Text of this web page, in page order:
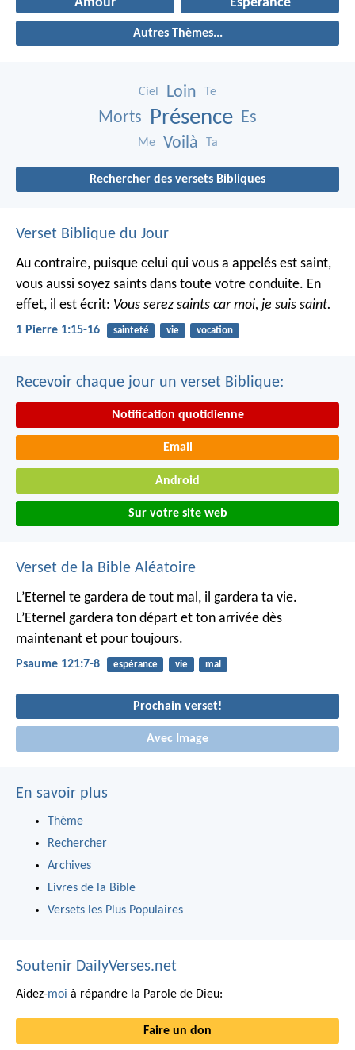
Amour Espérance
Autres Thèmes...
Ciel Loin Te
Morts Présence Es
Me Voilà Ta
Rechercher des versets Bibliques
Verset Biblique du Jour
Au contraire, puisque celui qui vous a appelés est saint,
vous aussi soyez saints dans toute votre conduite. En
effet, il est écrit: Vous serez saints car moi, je suis saint.
1 Pierre 1:15-16 sainteté vie vocation
Recevoir chaque jour un verset Biblique:
Notification quotidienne
Email
Android
Sur votre site web
Verset de la Bible Aléatoire
L’Eternel te gardera de tout mal, il gardera ta vie.
L’Eternel gardera ton départ et ton arrivée dès
maintenant et pour toujours.
Psaume 121:7-8 espérance vie mal
Prochain verset!
Avec Image
En savoir plus
Thème
Rechercher
Archives
Livres de la Bible
Versets les Plus Populaires
Soutenir DailyVerses.net
Aidez-moi à répandre la Parole de Dieu:
Faire un don